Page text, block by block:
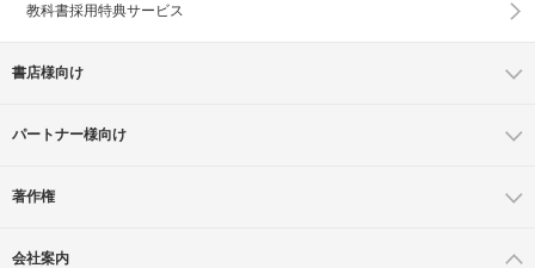
教科書採用特典サービス
書店様向け
パートナー様向け
著作権
会社案内